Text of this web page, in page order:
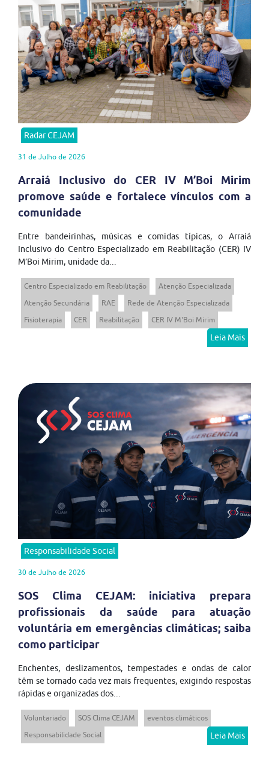
Radar CEJAM
31 de Julho de 2026
Arraiá Inclusivo do CER IV M’Boi Mirim
promove saúde e fortalece vínculos com a
comunidade
Entre bandeirinhas, músicas e comidas típicas, o Arraiá
Inclusivo do Centro Especializado em Reabilitação (CER) IV
M’Boi Mirim, unidade da...
Centro Especializado em Reabilitação
Atenção Especializada
Atenção Secundária
RAE
Rede de Atenção Especializada
Fisioterapia
CER Reabilitação CER IV M'Boi Mirim
Leia Mais
Responsabilidade Social
30 de Julho de 2026
SOS Clima CEJAM: iniciativa prepara
profissionais da saúde para atuação
voluntária em emergências climáticas; saiba
como participar
Enchentes, deslizamentos, tempestades e ondas de calor
têm se tornado cada vez mais frequentes, exigindo respostas
rápidas e organizadas dos...
Voluntariado SOS Clima CEJAM
eventos climáticos
Responsabilidade Social
Leia Mais